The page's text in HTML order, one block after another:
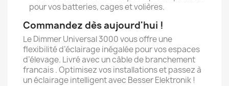
pour vos batteries, cages et volières.
Commandez dès aujourd'hui !
Le Dimmer Universal 3000 vous offre une
flexibilité d’éclairage inégalée pour vos espaces
d’élevage. Livré avec un câble de branchement
francais . Optimisez vos installations et passez à
un éclairage intelligent avec Besser Elektronik !